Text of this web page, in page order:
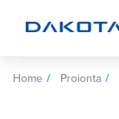
Home Proionta